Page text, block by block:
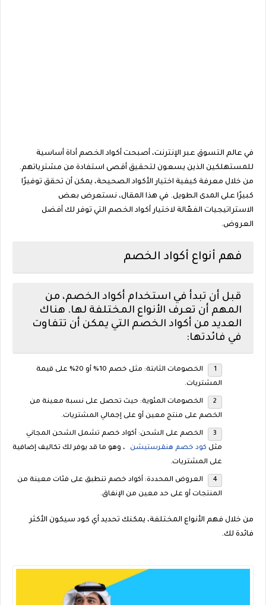
في عالم التسوق عبر الإنترنت، أصبحت أكواد الخصم أداة أساسية
للمستهلكين الذين يسعون لتحقيق أقصى استفادة من مشترياتهم.
من خلال معرفة كيفية اختيار الأكواد الصحيحة، يمكن أن تحقق توفيرًا
كبيرًا على المدى الطويل. في هذا المقال، نستعرض بعض
الاستراتيجيات الفعّالة لاختيار أكواد الخصم التي توفر لك أفضل
العروض.
فهم أنواع أكواد الخصم
قبل أن تبدأ في استخدام أكواد الخصم، من
المهم أن تعرف الأنواع المختلفة لها. هناك
العديد من أكواد الخصم التي يمكن أن تتفاوت
في فائدتها:
الخصومات الثابتة: مثل خصم 10% أو 20% على قيمة
المشتريات.
الخصومات المئوية: حيث تحصل على نسبة معينة من
الخصم على منتج معين أو على إجمالي المشتريات.
الخصم على الشحن: أكواد خصم تشمل الشحن المجاني
مثل كود خصم هنقرستيشن
، وهو ما قد يوفر لك تكاليف إضافية
على المشتريات.
العروض المحددة: أكواد خصم تنطبق على فئات معينة من
المنتجات أو على حد معين من الإنفاق.
من خلال فهم الأنواع المختلفة، يمكنك تحديد أي كود سيكون الأكثر
فائدة لك.